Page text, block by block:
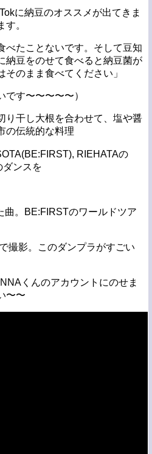
に納豆のオススメが出てきま
。
べたことないです。そして豆知
納豆をのせて食べると納豆菌が
のまま食べてください」
です〜〜〜〜〜）
り干し大根を合わせて、塩や醤
の伝統的な料理
RIEHATAの
ダンスを
曲。BE:FIRSTのワールドツア
撮影。このダンプラがすごい
くんのアカウントにのせま
〜〜